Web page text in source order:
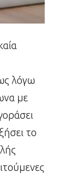
λόγω
με
το